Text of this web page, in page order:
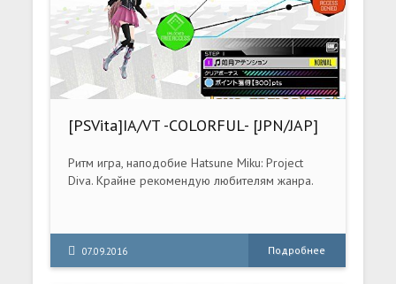
[PSVita]IA/VT -COLORFUL- [JPN/JAP]
Ритм игра, наподобие Hatsune Miku: Project
Diva. Крайне рекомендую любителям жанра.
07.09.2016 Подробнее